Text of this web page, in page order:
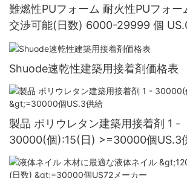
難燃性PUフォーム 耐火性PUフォ
交渉可能(日数) 6000-29999 個
Shuode速乾性建築用接着剤価格表
製品 ポリウレタン建築用接着剤 1 -
30000(個):15(日) >=30000個US.3